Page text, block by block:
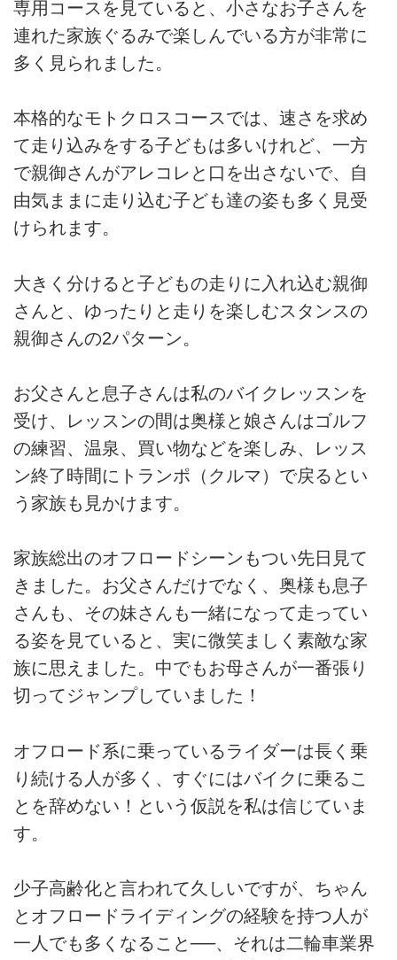
専用コースを見ていると、小さなお子さんを
連れた家族ぐるみで楽しんでいる方が非常に
多く見られました。
本格的なモトクロスコースでは、速さを求め
て走り込みをする子どもは多いけれど、一方
で親御さんがアレコレと口を出さないで、自
由気ままに走り込む子ども達の姿も多く見受
けられます。
大きく分けると子どもの走りに入れ込む親御
さんと、ゆったりと走りを楽しむスタンスの
親御さんの2パターン。
お父さんと息子さんは私のバイクレッスンを
受け、レッスンの間は奥様と娘さんはゴルフ
の練習、温泉、買い物などを楽しみ、レッス
ン終了時間にトランポ（クルマ）で戻るとい
う家族も見かけます。
家族総出のオフロードシーンもつい先日見て
きました。お父さんだけでなく、奥様も息子
さんも、その妹さんも一緒になって走ってい
る姿を見ていると、実に微笑ましく素敵な家
族に思えました。中でもお母さんが一番張り
切ってジャンプしていました！
オフロード系に乗っているライダーは長く乗
り続ける人が多く、すぐにはバイクに乗るこ
とを辞めない！という仮説を私は信じていま
す。
少子高齢化と言われて久しいですが、ちゃん
とオフロードライディングの経験を持つ人が
一人でも多くなること──、それは二輪車業界